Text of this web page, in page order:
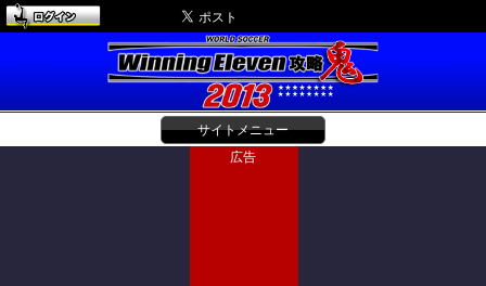
サイトメニュー
広告